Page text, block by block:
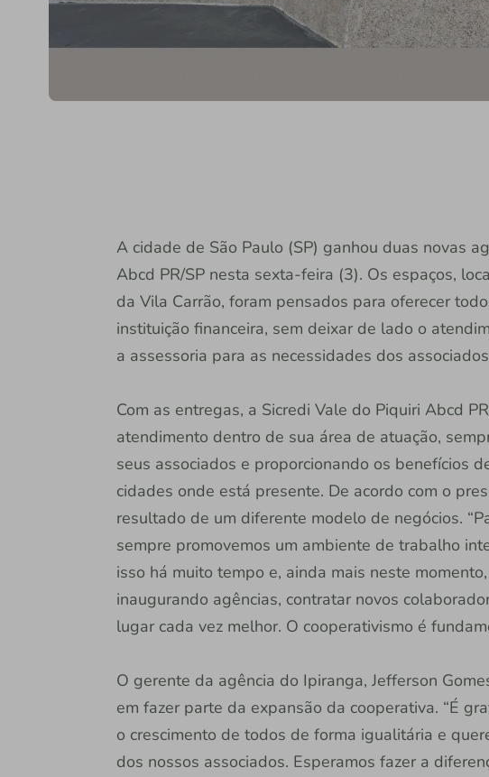
A cidade de São Paulo (SP) ganhou duas novas
Abcd PR/SP nesta sexta-feira (3). Os espaços,
da Vila Carrão, foram pensados para oferecer
instituição financeira, sem deixar de lado o
a assessoria para as necessidades dos
Com as entregas, a Sicredi Vale do Piquiri Abcd
atendimento dentro de sua área de atuação,
seus associados e proporcionando os benefícios
cidades onde está presente. De acordo com o
resultado de um diferente modelo de negócios.
sempre promovemos um ambiente de trabalho
isso há muito tempo e, ainda mais neste
inaugurando agências, contratar novos
lugar cada vez melhor. O cooperativismo é
O gerente da agência do Ipiranga, Jefferson
em fazer parte da expansão da cooperativa. “É
o crescimento de todos de forma igualitária e
dos nossos associados. Esperamos fazer a